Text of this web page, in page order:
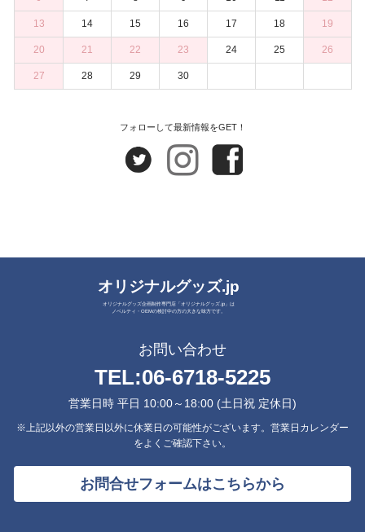
13 14 15 16 17 18 19
20 21 22 23 24 25 26
27 28 29 30
フォローして最新情報をGET！
オリジナルグッズ.jp
オリジナルグッズ企画制作専門店「オリジナルグッズ.jp」は
ノベルティ・OEMの検討中の方の大きな味方です。
お問い合わせ
TEL:06-6718-5225
営業日時 平日 10:00～18:00 (土日祝 定休日)
※上記以外の営業日以外に休業日の可能性がございます。営業日カレンダー
をよくご確認下さい。
お問合せフォームはこちらから